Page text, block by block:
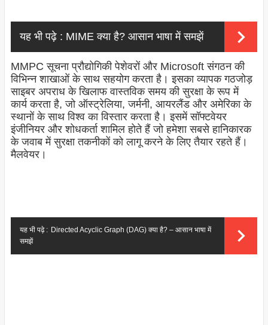
यह भी पढ़े : MIME क्या है? आसान भाषा में समझें
MMPC सूचना प्रौद्योगिकी पेशेवरों और Microsoft संगठन की
विभिन्न शाखाओं के साथ सहयोग करता है। इसका व्यापक गठजोड़
साइबर अपराध के खिलाफ वास्तविक समय की सुरक्षा के रूप में
कार्य करता है, जो ऑस्ट्रेलिया, जर्मनी, आयरलैंड और अमेरिका के
स्थानों के साथ विश्व का विस्तार करता है। इसमें सॉफ्टवेयर
इंजीनियर और शोधकर्ता शामिल होते हैं जो हमेशा सबसे हानिकारक
के जवाब में सुरक्षा तकनीकों को लागू करने के लिए तैयार रहते हैं।
मैलवेयर।
यह भी पढ़े : Directed Acyclic Graph (DAG) क्या है? – आसान भाषा में
समझें